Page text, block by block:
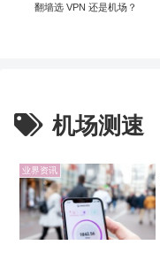
翻墙选 VPN 还是机场？
机场测速
业界资讯